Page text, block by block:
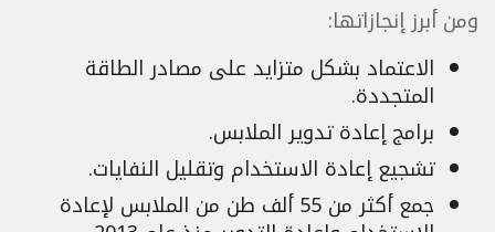
ومن أبرز إنجازاتها:
الاعتماد بشكل متزايد على مصادر الطاقة
المتجددة.
برامج إعادة تدوير الملابس.
تشجيع إعادة الاستخدام وتقليل النفايات.
جمع أكثر من 55 ألف طن من الملابس لإعادة